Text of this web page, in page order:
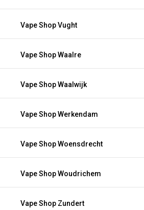
Vape Shop Vught
Vape Shop Waalre
Vape Shop Waalwijk
Vape Shop Werkendam
Vape Shop Woensdrecht
Vape Shop Woudrichem
Vape Shop Zundert